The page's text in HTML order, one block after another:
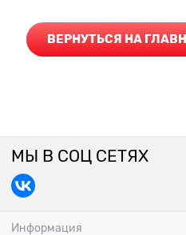
ВЕРНУТЬСЯ НА
МЫ В СОЦ СЕТЯХ
Информация